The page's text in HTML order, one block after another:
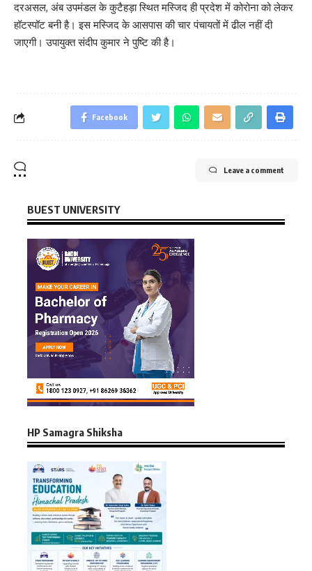
दरअसल, अंब उपमंडल के कुटैहड़ा स्थित मस्जिद ही प्रदेश में कोरोना को लेकर
हॉटस्पॉट बनी है। इस मस्जिद के आसपास की चार पंचायतों में ढील नहीं दी
जाएगी। उपायुक्त संदीप कुमार ने पुष्टि की है।
Facebook
Leave a comment
BUEST UNIVERSITY
HP Samagra Shiksha